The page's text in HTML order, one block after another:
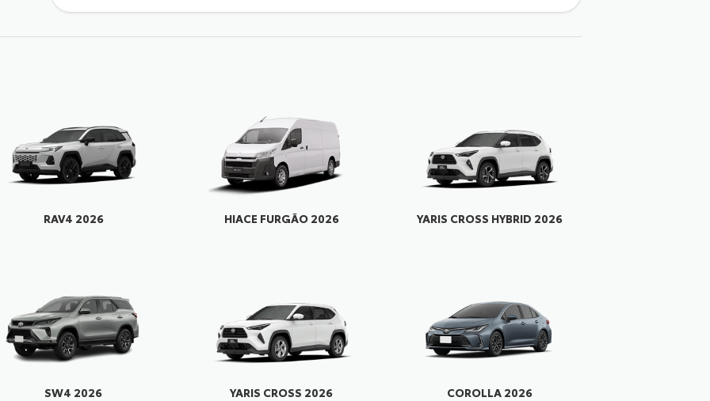
RAV4 2026 HIACE FURGÃO 2026 YARIS CROSS HYBRID 2026
SW4 2026 YARIS CROSS 2026 COROLLA 2026